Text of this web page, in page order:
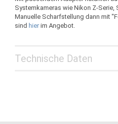
Systemkameras wie Nikon Z-Serie,
Manuelle Scharfstellung dann mit
sind hierim Angebot.
Technische Daten